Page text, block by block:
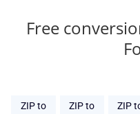
Free
ZIP to
ZIP to
ZIP